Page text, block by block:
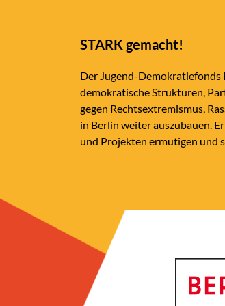
STARK gemacht!
Der Jugend-Demokratiefonds
demokratische Strukturen,
gegen Rechtsextremismus,
in Berlin weiter auszubauen.
und Projekten ermutigen und